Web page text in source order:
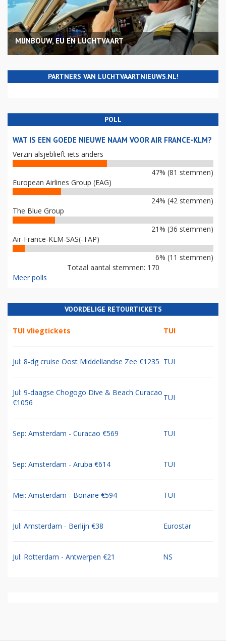
MIJNBOUW, EU EN LUCHTVAART
PARTNERS VAN LUCHTVAARTNIEUWS.NL!
POLL
WAT IS EEN GOEDE NIEUWE NAAM VOOR AIR FRANCE-KLM?
Verzin alsjeblieft iets anders
47% (81 stemmen)
European Airlines Group (EAG)
24% (42 stemmen)
The Blue Group
21% (36 stemmen)
Air-France-KLM-SAS(-TAP)
6% (11 stemmen)
Totaal aantal stemmen: 170
Meer polls
VOORDELIGE RETOURTICKETS
TUI vliegtickets TUI
Jul: 8-dg cruise Oost Middellandse Zee €1235 TUI
Jul: 9-daagse Chogogo Dive & Beach Curacao
€1056
TUI
Sep: Amsterdam - Curacao €569 TUI
Sep: Amsterdam - Aruba €614 TUI
Mei: Amsterdam - Bonaire €594 TUI
Jul: Amsterdam - Berlijn €38 Eurostar
Jul: Rotterdam - Antwerpen €21 NS